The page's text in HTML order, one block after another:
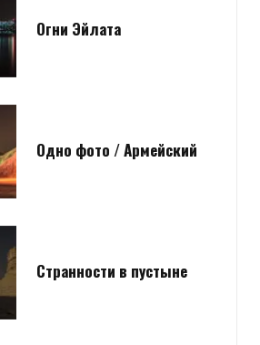
Огни Эйлата
Одно фото / Армейский
Странности в пустыне